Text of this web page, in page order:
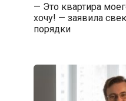
— Это квартира
хочу! — заявила
порядки